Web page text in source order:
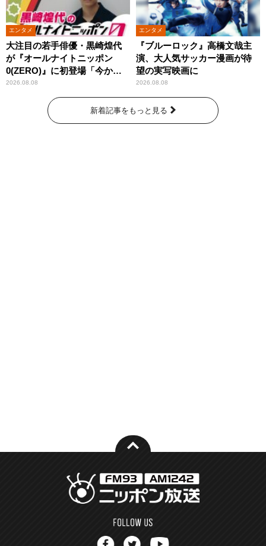
エンタメ
大注目の若手俳優・黒崎煌代
が『オールナイトニッポン
0(ZERO)』に初登場「今から
とてもワクワクしておりま
2026.08.08
エンタメ
『ブルーロック』高橋文哉主
演、大人気サッカー漫画が待
望の実写映画に
2026.08.08
新着記事をもっと見る